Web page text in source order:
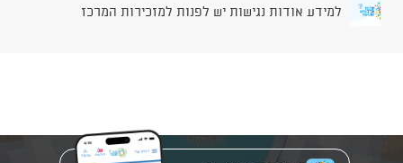
למידע אודות נגישות יש לפנות למזכירות המרכז